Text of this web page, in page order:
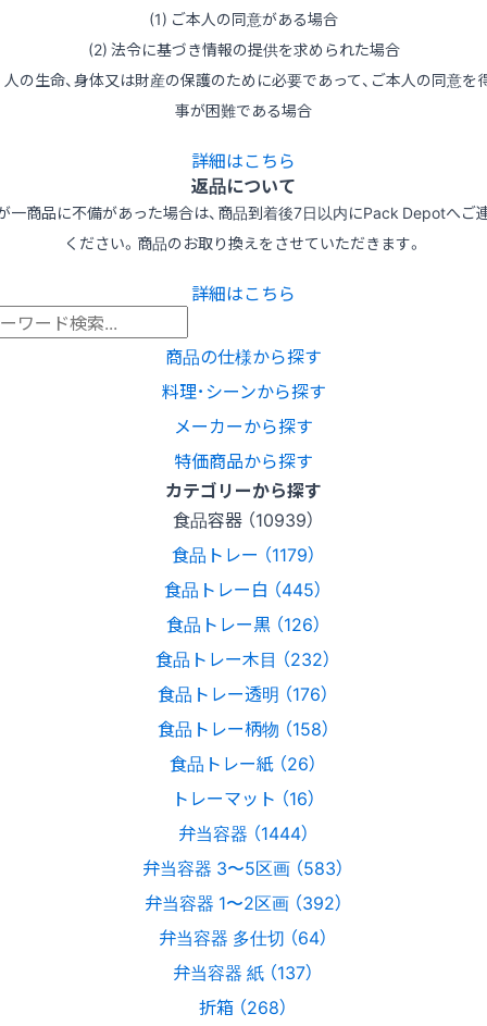
(1) ご本人の同意がある場合
(2) 法令に基づき情報の提供を求められた場合
の生命、身体又は財産の保護のために必要であって、ご本人の同意を
事が困難である場合
詳細はこちら
返品について
一商品に不備があった場合は、商品到着後7日以内にPack Depotへご
ください。商品のお取り換えをさせていただきます。
詳細はこちら
商品の仕様から探す
料理･シーンから探す
メーカーから探す
特価商品から探す
カテゴリーから探す
食品容器 （10939）
食品トレー （1179）
食品トレー白 （445）
食品トレー黒 （126）
食品トレー木目 （232）
食品トレー透明 （176）
食品トレー柄物 （158）
食品トレー紙 （26）
トレーマット （16）
弁当容器 （1444）
弁当容器 3〜5区画 （583）
弁当容器 1〜2区画 （392）
弁当容器 多仕切 （64）
弁当容器 紙 （137）
折箱 （268）